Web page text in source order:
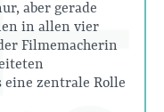
aber gerade
in allen vier
Filmemacherin
eine zentrale Rolle